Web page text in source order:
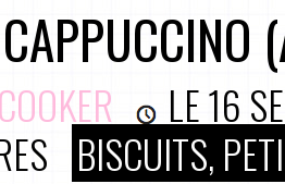
LE16
BISCUITS,